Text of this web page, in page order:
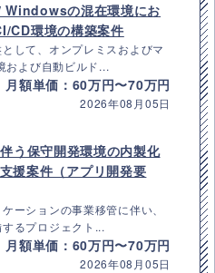
の混在環境にお
CD環境の構築案件
して、オンプレミスおよびマ
および自動ビルド...
月額単価：60万円〜70万円
2026年08月05日
う保守開発環境の内製化
援案件（アプリ開発要
ーションの事業移管に伴い、
るプロジェクト...
月額単価：60万円〜70万円
2026年08月05日